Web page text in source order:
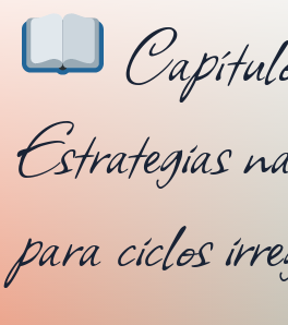
Estrategias
para ciclos